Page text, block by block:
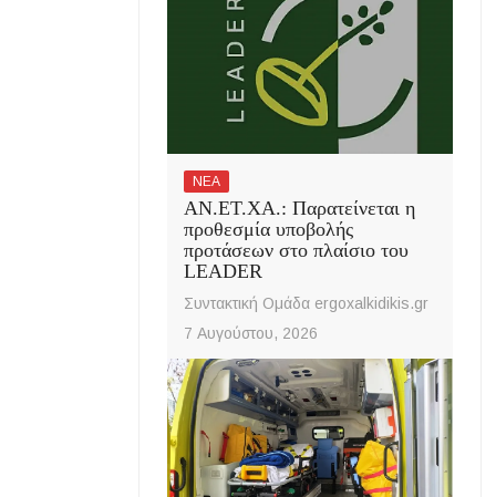
ΝΕΑ
ΑΝ.ΕΤ.ΧΑ.: Παρατείνεται η
προθεσμία υποβολής
προτάσεων στο πλαίσιο του
LEADER
Συντακτική Ομάδα ergoxalkidikis.gr
7 Αυγούστου, 2026